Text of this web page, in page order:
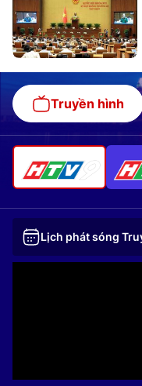
Truyền hình
Lịch phát sóng